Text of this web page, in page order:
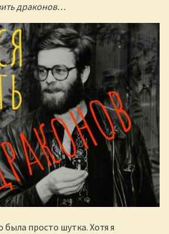
драконов…
просто шутка. Хотя я